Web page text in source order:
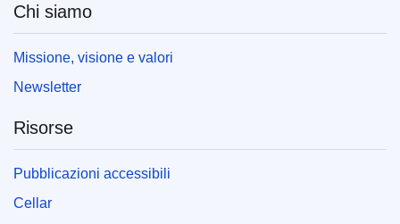
Chi siamo
Missione, visione e valori
Newsletter
Risorse
Pubblicazioni accessibili
Cellar